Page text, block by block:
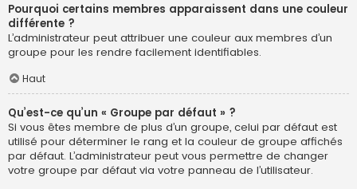
Pourquoi certains membres apparaissent dans une couleur
différente ?
L’administrateur peut attribuer une couleur aux membres d’un
groupe pour les rendre facilement identifiables.
Haut
Qu’est-ce qu’un « Groupe par défaut » ?
Si vous êtes membre de plus d’un groupe, celui par défaut est
utilisé pour déterminer le rang et la couleur de groupe affichés
par défaut. L’administrateur peut vous permettre de changer
votre groupe par défaut via votre panneau de l’utilisateur.